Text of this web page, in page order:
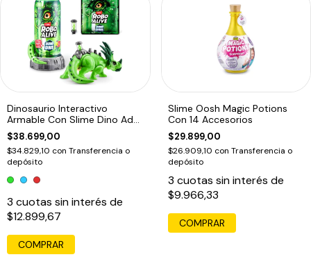
Dinosaurio Interactivo
Armable Con Slime Dino Adn
Robo Alive
$38.699,00
$34.829,10 con Transferencia o
depósito
3 cuotas sin interés de
$12.899,67
COMPRAR
Slime Oosh Magic Potions
Con 14 Accesorios
$29.899,00
$26.909,10 con Transferencia o
depósito
3 cuotas sin interés de
$9.966,33
COMPRAR